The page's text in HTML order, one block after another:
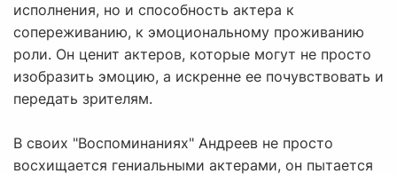
исполнения, но и способность актера к
сопереживанию, к эмоциональному проживанию
роли. Он ценит актеров, которые могут не просто
изобразить эмоцию, а искренне ее почувствовать и
передать зрителям.
В своих "Воспоминаниях" Андреев не просто
восхищается гениальными актерами, он пытается